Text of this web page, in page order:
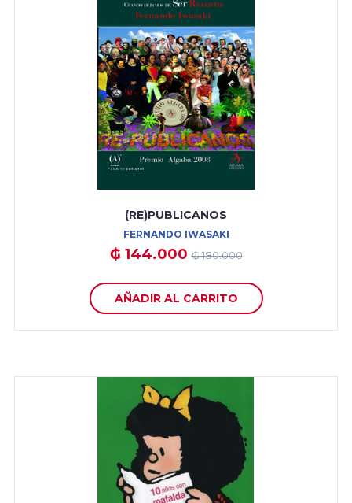
(RE)PUBLICANOS
FERNANDO IWASAKI
₲ 144.000₲ 180.000
AÑADIR AL CARRITO